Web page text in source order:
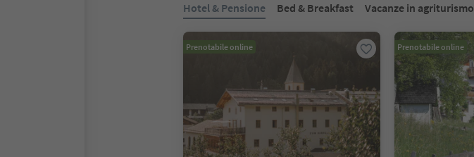
Hotel & Pensione Bed & Breakfast Vacanze in agriturismo
Prenotabile online Prenotabile online